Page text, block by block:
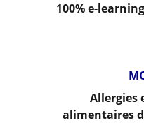
100% e-learning
Allergies
alimentaires